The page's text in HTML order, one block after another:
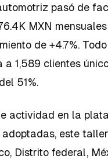
pasó de
MXN
de +4.7%.
a 1,589 clientes
51%.
actividad en la
este
Distrito federal,